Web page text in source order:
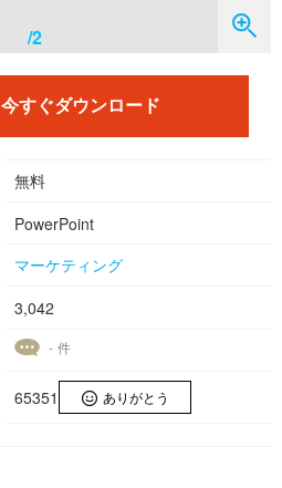
/2
今すぐダウンロード
無料
PowerPoint
マーケティング
3,042
- 件
65351 ありがとう